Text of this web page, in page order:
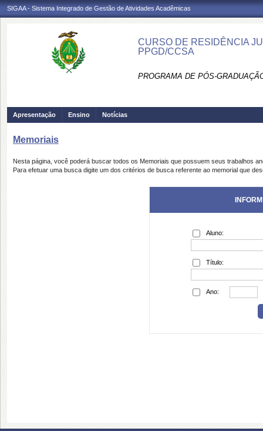
SIGAA - Sistema Integrado de Gestão de Atividades Acadêmicas
CURSO DE RESIDÊNCIA
PPGD/CCSA
PROGRAMA DE PÓS-
Apresentação Ensino Notícias
Memoriais
Nesta página, você poderá buscar todos os Memoriais que possuem seus trabalhos
Para efetuar uma busca digite um dos critérios de busca referente ao memorial que
Aluno:
Título:
Ano: